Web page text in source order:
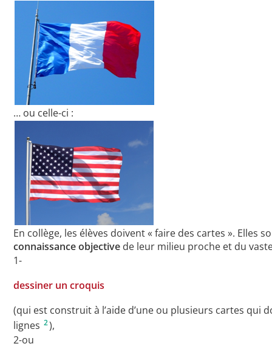
… ou celle-ci :
En collège, les élèves doivent « faire des cartes ». Elles
connaissance objective de leur milieu proche et du
1-
dessiner un croquis
(qui est construit à l’aide d’une ou plusieurs cartes
lignes 2 ),
2-ou